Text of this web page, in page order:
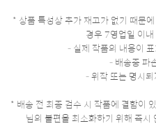
* 상품 특성상 추가 재고가 없기 때문
경우 7영업일 이
- 실제 작품의 내용이
- 배송중 파
- 위작 또는 명시
* 배송 전 최종 검수 시 작품에 결함이
님의 불편을 최소화하기 위해 즉